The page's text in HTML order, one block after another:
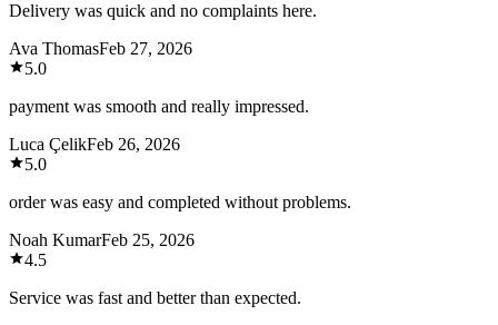
Delivery was quick and no complaints here.
Ava ThomasFeb 27, 2026
5.0
payment was smooth and really impressed.
Luca ÇelikFeb 26, 2026
5.0
order was easy and completed without problems.
Noah KumarFeb 25, 2026
4.5
Service was fast and better than expected.